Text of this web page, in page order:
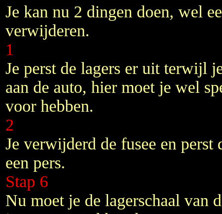
Je kan nu 2 dingen doen, wel
verwijderen.
1
Je perst de lagers er uit terwijl
aan de auto, hier moet je wel
voor hebben.
2
Je verwijderd de fusee en perst
een pers.
Stap 6
Nu moet je de lagerschaal van